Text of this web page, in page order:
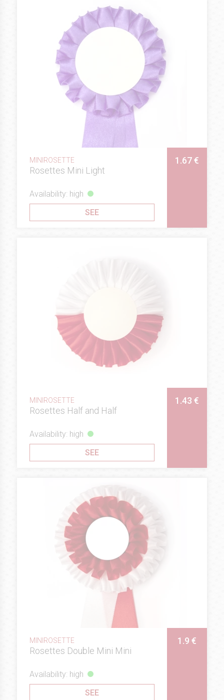
MINIROSETTE
Rosettes Mini Light
1.67 €
Availability: high
SEE
MINIROSETTE
Rosettes Half and Half
1.43 €
Availability: high
SEE
MINIROSETTE
Rosettes Double Mini Mini
1.9 €
Availability: high
SEE